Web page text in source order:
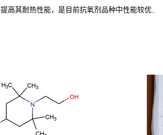
高其耐热性能，是目前抗氧剂品种中性能较优..